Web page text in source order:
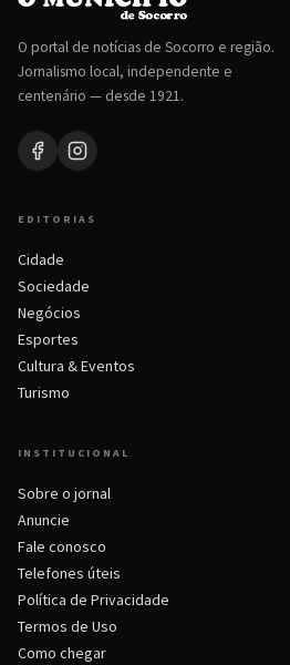
O portal de notícias de Socorro e região.
Jornalismo local, independente e
centenário — desde 1921.
EDITORIAS
Cidade
Sociedade
Negócios
Esportes
Cultura & Eventos
Turismo
INSTITUCIONAL
Sobre o jornal
Anuncie
Fale conosco
Telefones úteis
Política de Privacidade
Termos de Uso
Como chegar